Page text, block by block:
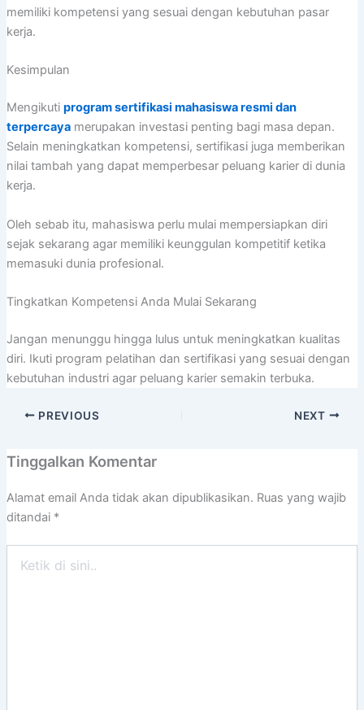
memiliki kompetensi yang sesuai dengan kebutuhan pasar
kerja.
Kesimpulan
Mengikuti program sertifikasi mahasiswa resmi dan
terpercayamerupakan investasi penting bagi masa depan.
Selain meningkatkan kompetensi, sertifikasi juga memberikan
nilai tambah yang dapat memperbesar peluang karier di dunia
kerja.
Oleh sebab itu, mahasiswa perlu mulai mempersiapkan diri
sejak sekarang agar memiliki keunggulan kompetitif ketika
memasuki dunia profesional.
Tingkatkan Kompetensi Anda Mulai Sekarang
Jangan menunggu hingga lulus untuk meningkatkan kualitas
diri. Ikuti program pelatihan dan sertifikasi yang sesuai dengan
kebutuhan industri agar peluang karier semakin terbuka.
PREVIOUS NEXT
Tinggalkan Komentar
Alamat email Anda tidak akan dipublikasikan. Ruas yang wajib
ditandai *